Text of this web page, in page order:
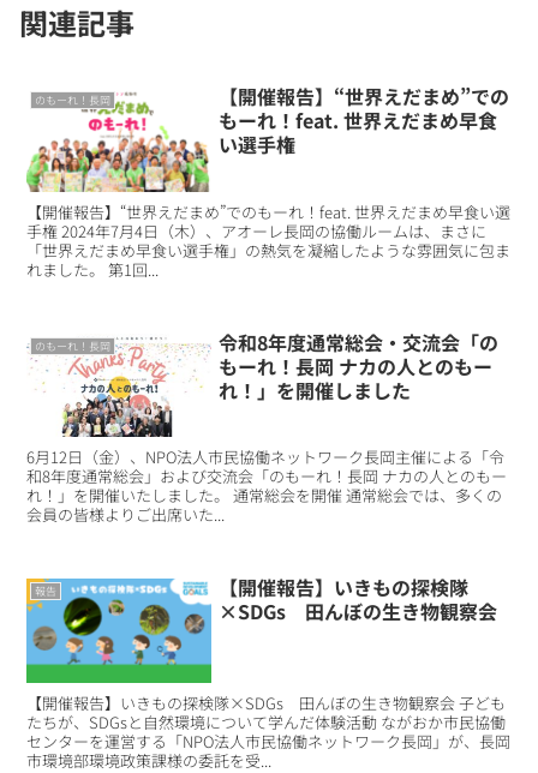
関連記事
のもーれ！長岡
【開催報告】“世界えだまめ”での
もーれ！feat. 世界えだまめ早食
い選手権
【開催報告】“世界えだまめ”でのもーれ！feat. 世界えだまめ早食い選
手権 2024年7月4日（木）、アオーレ長岡の協働ルームは、まさに
「世界えだまめ早食い選手権」の熱気を凝縮したような雰囲気に包ま
れました。 第1回...
のもーれ！長岡
令和8年度通常総会・交流会「の
もーれ！長岡 ナカの人とのもー
れ！」を開催しました
6月12日（金）、NPO法人市民協働ネットワーク長岡主催による「令
和8年度通常総会」および交流会「のもーれ！長岡 ナカの人とのもー
れ！」を開催いたしました。 通常総会を開催 通常総会では、多くの
会員の皆様よりご出席いた...
報告
【開催報告】いきもの探検隊
×SDGs 田んぼの生き物観察会
【開催報告】いきもの探検隊×SDGs 田んぼの生き物観察会 子ども
たちが、SDGsと自然環境について学んだ体験活動 ながおか市民協働
センターを運営する「NPO法人市民協働ネットワーク長岡」が、長岡
市環境部環境政策課様の委託を受...